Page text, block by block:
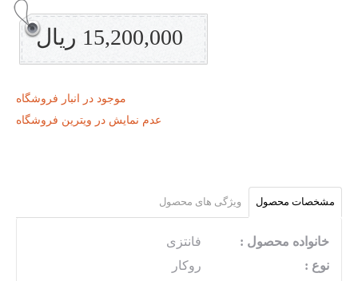
15,200,000 ریال
موجود در انبار فروشگاه
عدم نمایش در ویترین فروشگاه
مشخصات محصول ویژگی های محصول
خانواده محصول :
فانتزی
نوع :
روکار